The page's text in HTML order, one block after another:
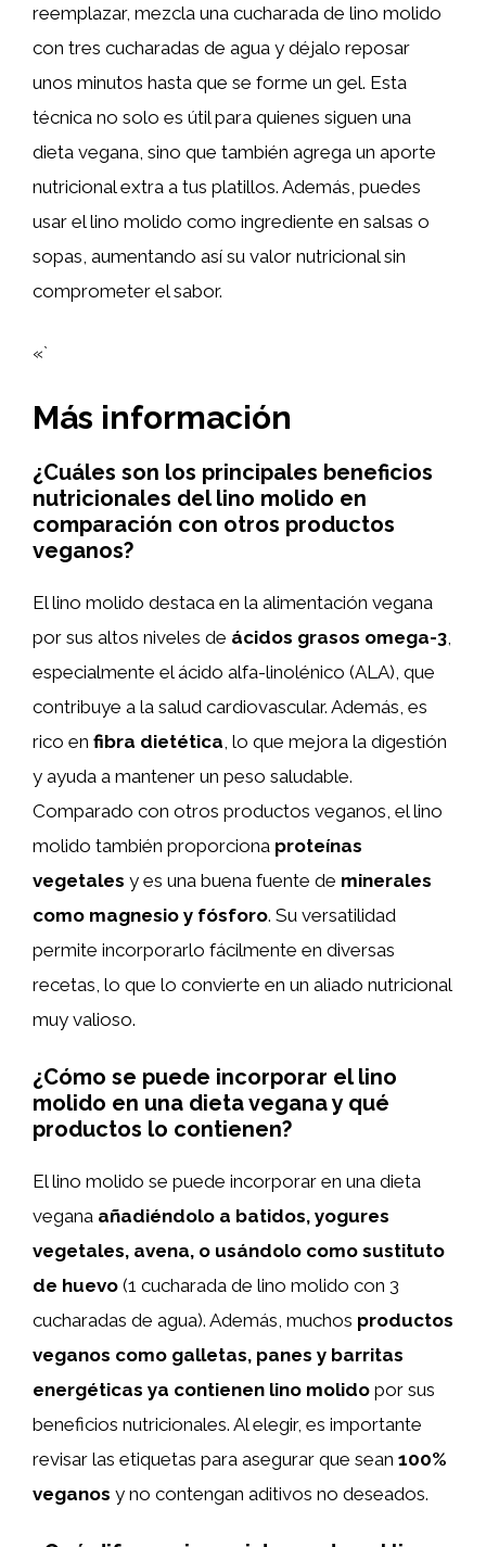
reemplazar, mezcla una cucharada de lino molido
con tres cucharadas de agua y déjalo reposar
unos minutos hasta que se forme un gel. Esta
técnica no solo es útil para quienes siguen una
dieta vegana, sino que también agrega un aporte
nutricional extra a tus platillos. Además, puedes
usar el lino molido como ingrediente en salsas o
sopas, aumentando así su valor nutricional sin
comprometer el sabor.
«`
Más información
¿Cuáles son los principales beneficios
nutricionales del lino molido en
comparación con otros productos
veganos?
El lino molido destaca en la alimentación vegana
por sus altos niveles de ácidos grasos omega-3
especialmente el ácido alfa-linolénico (ALA), que
contribuye a la salud cardiovascular. Además, es
rico en fibra dietética , lo que mejora la digestión
y ayuda a mantener un peso saludable.
Comparado con otros productos veganos, el lino
molido también proporciona proteínas
vegetales y es una buena fuente de minerales
como magnesio y fósforo. Su versatilidad
permite incorporarlo fácilmente en diversas
recetas, lo que lo convierte en un aliado nutricional
muy valioso.
¿Cómo se puede incorporar el lino
molido en una dieta vegana y qué
productos lo contienen?
El lino molido se puede incorporar en una dieta
vegana añadiéndolo a batidos, yogures
vegetales, avena, o usándolo como sustituto
de huevo (1 cucharada de lino molido con 3
cucharadas de agua). Además, muchos productos
veganos como galletas, panes y barritas
energéticas ya contienen lino molido por sus
beneficios nutricionales. Al elegir, es importante
revisar las etiquetas para asegurar que sean 100%
veganos y no contengan aditivos no deseados.